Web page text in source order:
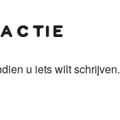
u iets wilt schrijven.